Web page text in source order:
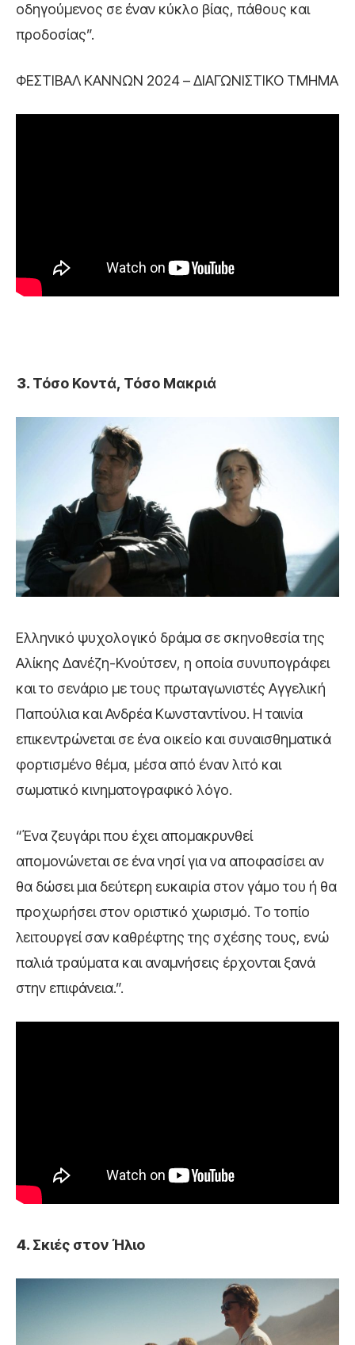
οδηγούμενος σε έναν κύκλο βίας, πάθους και
προδοσίας”.
ΦΕΣΤΙΒΑΛ ΚΑΝΝΩΝ 2024 – ΔΙΑΓΩΝΙΣΤΙΚΟ ΤΜΗΜΑ
Τόσο Κοντά, Τόσο Μακριά
Ελληνικό ψυχολογικό δράμα σε σκηνοθεσία της
Αλίκης Δανέζη-Κνούτσεν, η οποία συνυπογράφει
και το σενάριο με τους πρωταγωνιστές Αγγελική
Παπούλια και Ανδρέα Κωνσταντίνου. Η ταινία
επικεντρώνεται σε ένα οικείο και συναισθηματικά
φορτισμένο θέμα, μέσα από έναν λιτό και
σωματικό κινηματογραφικό λόγο.
“Ένα ζευγάρι που έχει απομακρυνθεί
απομονώνεται σε ένα νησί για να αποφασίσει αν
θα δώσει μια δεύτερη ευκαιρία στον γάμο του ή θα
προχωρήσει στον οριστικό χωρισμό. Το τοπίο
λειτουργεί σαν καθρέφτης της σχέσης τους, ενώ
παλιά τραύματα και αναμνήσεις έρχονται ξανά
στην επιφάνεια.”.
Σκιές στον Ήλιο